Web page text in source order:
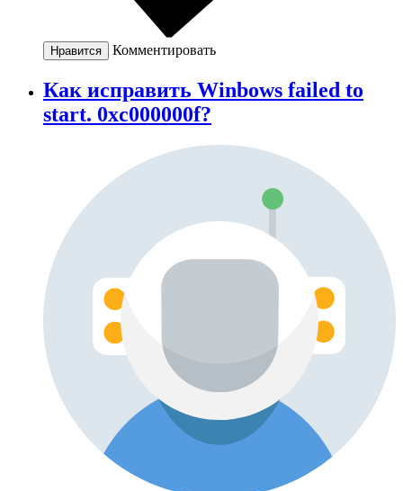
Нравится Комментировать
Как исправить Winbows failed to
start. 0xc000000f?